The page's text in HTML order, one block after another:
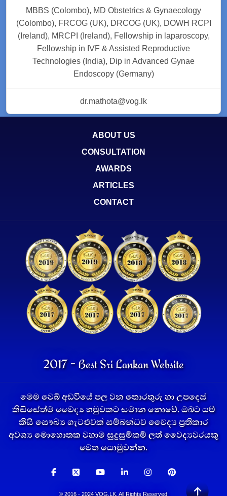
MBBS (Colombo), MD Obstetrics & Gynaecology
(Colombo), FRCOG (UK), DRCOG (UK), DOWH RCPI
(Ireland), MRCPI (Ireland), Fellowship in laparoscopy,
Fellowship in IVF & Assisted Reproductive
Technologies (India), Dip in Advanced Gynae
Endoscopy (Germany)
dr.mathota@vog.lk
ABOUT US
CONSULTATION
AWARDS
ARTICLES
CONTACT
2017 - Best Sri Lankan Website
මෙම වෙබ් අඩවියේ පල වන තොරතුරු හා උපදෙස්
කිසිසේත්ම වෛද්‍ය හමුවකට සමාන නොවේ. ඔබට යම්
කිසි සෞඛ්‍ය ගැටළුවක් සම්බන්ධව වෛද්‍ය ප්‍රතිකාර
අවශ්‍ය මොහොතක වහාම සුදුසුම්කම් ලත් වෛද්‍යවරයකු
වෙත යොමුවන්න.
© 2016 - 2024 VOG.LK. All Rights Reserved.